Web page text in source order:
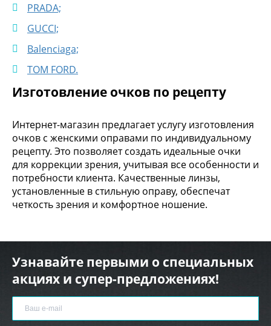
PRADA;
GUCCI;
Balenciaga;
TOM FORD.
Изготовление очков по рецепту
Интернет-магазин предлагает услугу изготовления
очков с женскими оправами по индивидуальному
рецепту. Это позволяет создать идеальные очки
для коррекции зрения, учитывая все особенности и
потребности клиента. Качественные линзы,
установленные в стильную оправу, обеспечат
четкость зрения и комфортное ношение.
Узнавайте первыми о специальных
акциях и супер-предложениях!